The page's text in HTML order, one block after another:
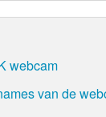
webcam
van de